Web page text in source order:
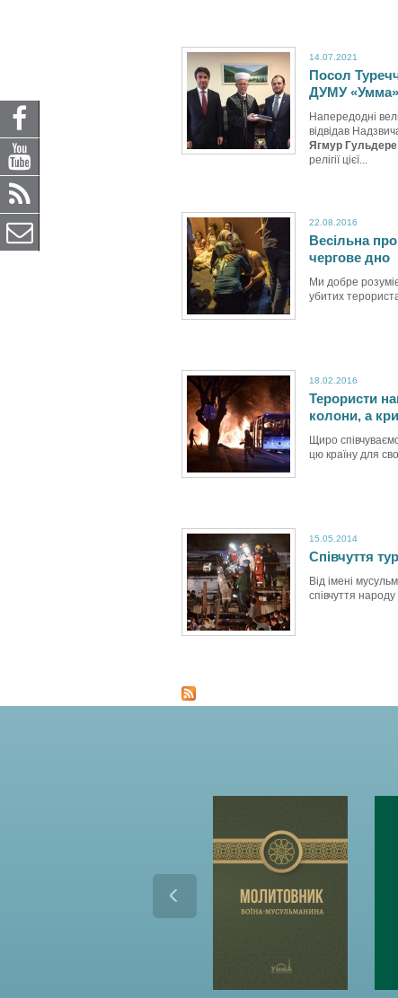
14.07.2021
Посол
ДУМУ «Умма»
Напередодні
відвідав
Ягмур Гульдере
релігії цієї...
22.08.2016
Весільна
чергове дно
Ми добре
убитих
18.02.2016
Терористи
колони, а
Щиро
цю країну для
15.05.2014
Співчуття
Від імені
співчуття